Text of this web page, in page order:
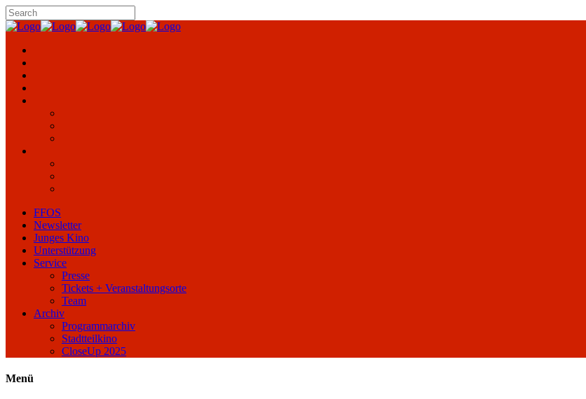
FFOS
Newsletter
Junges Kino
Unterstützung
Service
Presse
Tickets + Veranstaltungsorte
Team
Archiv
Programmarchiv
Stadtteilkino
CloseUp 2025
Menü